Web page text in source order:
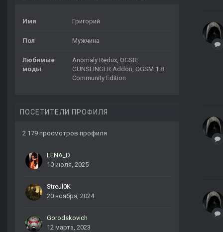
Имя Григорий
Пол Мужчина
Любимые
моды
Anomaly Redux, OGSR:
GUNSLINGER Addon, OGSM 1.8
Community Edition
ПОСЕТИТЕЛИ ПРОФИЛЯ
2 179 просмотров профиля
LENA_D
10 июля, 2025
StreJl0K
20 ноября, 2024
Gorodskovich
12 марта, 2023